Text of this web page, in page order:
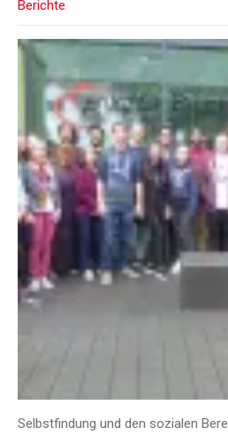
Berichte
Selbstfindung und den sozialen